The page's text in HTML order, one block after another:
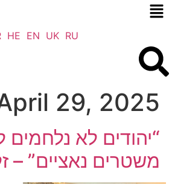
RU
UK
EN
HE
29, 2025
“יהודים לא נלחמים
משטרים נאציים” –